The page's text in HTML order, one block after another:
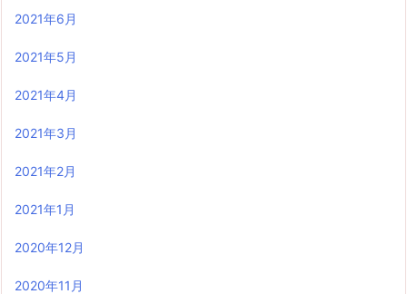
2021年6月
2021年5月
2021年4月
2021年3月
2021年2月
2021年1月
2020年12月
2020年11月